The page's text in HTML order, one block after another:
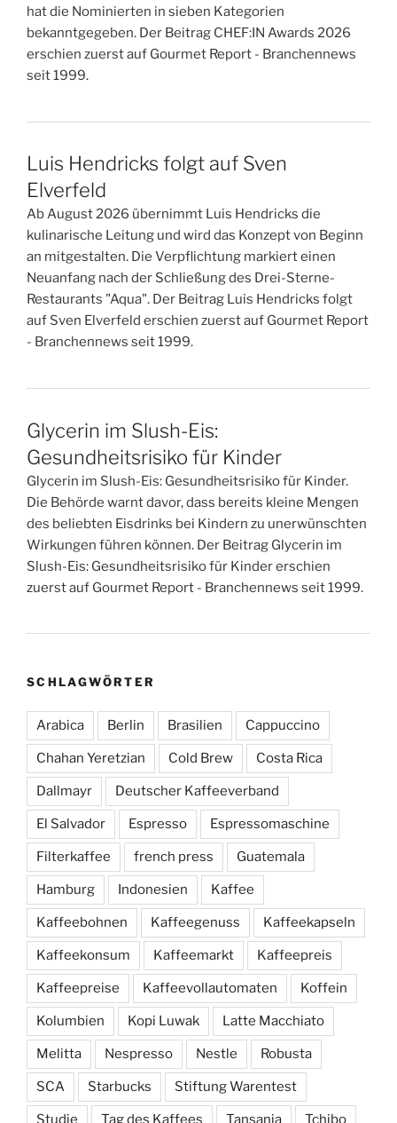
hat die Nominierten in sieben Kategorien
bekanntgegeben. Der Beitrag CHEF:IN Awards 2026
erschien zuerst auf Gourmet Report - Branchennews
seit 1999.
Luis Hendricks folgt auf Sven
Elverfeld
Ab August 2026 übernimmt Luis Hendricks die
kulinarische Leitung und wird das Konzept von Beginn
an mitgestalten. Die Verpflichtung markiert einen
Neuanfang nach der Schließung des Drei-Sterne-
Restaurants "Aqua". Der Beitrag Luis Hendricks folgt
auf Sven Elverfeld erschien zuerst auf Gourmet Report
- Branchennews seit 1999.
Glycerin im Slush-Eis:
Gesundheitsrisiko für Kinder
Glycerin im Slush-Eis: Gesundheitsrisiko für Kinder.
Die Behörde warnt davor, dass bereits kleine Mengen
des beliebten Eisdrinks bei Kindern zu unerwünschten
Wirkungen führen können. Der Beitrag Glycerin im
Slush-Eis: Gesundheitsrisiko für Kinder erschien
zuerst auf Gourmet Report - Branchennews seit 1999.
SCHLAGWÖRTER
Arabica Berlin Brasilien Cappuccino
Chahan Yeretzian Cold Brew Costa Rica
Dallmayr Deutscher Kaffeeverband
El Salvador Espresso Espressomaschine
Filterkaffee french press Guatemala
Hamburg Indonesien Kaffee
Kaffeebohnen Kaffeegenuss Kaffeekapseln
Kaffeekonsum Kaffeemarkt Kaffeepreis
Kaffeepreise Kaffeevollautomaten Koffein
Kolumbien Kopi Luwak Latte Macchiato
Melitta Nespresso Nestle Robusta
SCA Starbucks Stiftung Warentest
Studie Tag des Kaffees Tansania Tchibo